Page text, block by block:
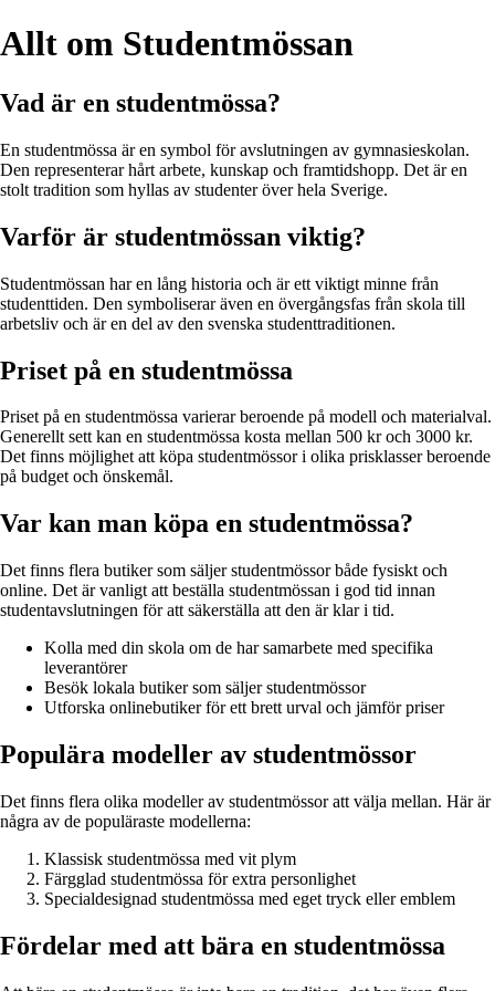
Allt om Studentmössan
Vad är en studentmössa?
En studentmössa är en symbol för avslutningen av gymnasieskolan.
Den representerar hårt arbete, kunskap och framtidshopp. Det är en
stolt tradition som hyllas av studenter över hela Sverige.
Varför är studentmössan viktig?
Studentmössan har en lång historia och är ett viktigt minne från
studenttiden. Den symboliserar även en övergångsfas från skola till
arbetsliv och är en del av den svenska studenttraditionen.
Priset på en studentmössa
Priset på en studentmössa varierar beroende på modell och materialval.
Generellt sett kan en studentmössa kosta mellan 500 kr och 3000 kr.
Det finns möjlighet att köpa studentmössor i olika prisklasser beroende
på budget och önskemål.
Var kan man köpa en studentmössa?
Det finns flera butiker som säljer studentmössor både fysiskt och
online. Det är vanligt att beställa studentmössan i god tid innan
studentavslutningen för att säkerställa att den är klar i tid.
Kolla med din skola om de har samarbete med specifika
leverantörer
Besök lokala butiker som säljer studentmössor
Utforska onlinebutiker för ett brett urval och jämför priser
Populära modeller av studentmössor
Det finns flera olika modeller av studentmössor att välja mellan. Här är
några av de populäraste modellerna:
Klassisk studentmössa med vit plym
Färgglad studentmössa för extra personlighet
Specialdesignad studentmössa med eget tryck eller emblem
Fördelar med att bära en studentmössa